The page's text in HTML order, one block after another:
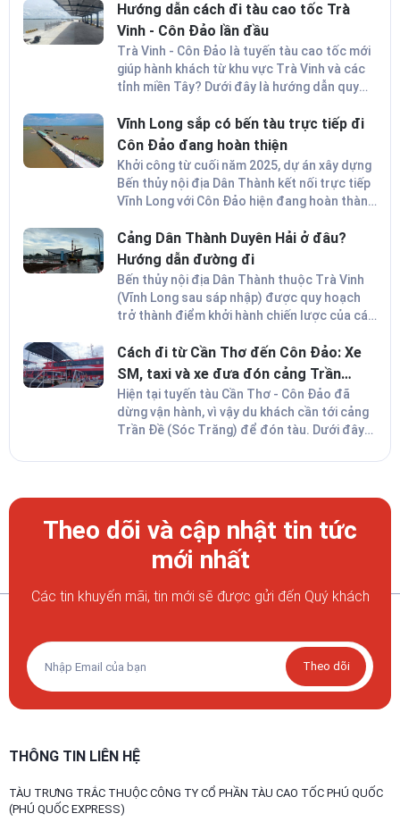
thuận lợi nhất.
Hướng dẫn cách đi tàu cao tốc Trà
Vinh - Côn Đảo lần đầu
Trà Vinh - Côn Đảo là tuyến tàu cao tốc mới
giúp hành khách từ khu vực Trà Vinh và các
tỉnh miền Tây? Dưới đây là hướng dẫn quy
toàn.
Vĩnh Long sắp có bến tàu trực tiếp đi
Côn Đảo đang hoàn thiện
Khởi công từ cuối năm 2025, dự án xây dựng
Bến thủy nội địa Dân Thành kết nối trực tiếp
Vĩnh Long với Côn Đảo hiện đang hoàn thành
vốn đầu tư gần 80 tỷ đồng hứa hẹn sẽ mở ra
bước đột phá cho du lịch địa phương và
vùng Đồng bằng sông Cửu Long (ĐBSCL).
Cảng Dân Thành Duyên Hải ở đâu?
Hướng dẫn đường đi
Bến thủy nội địa Dân Thành thuộc Trà Vinh
(Vĩnh Long sau sáp nhập) được quy hoạch
trở thành điểm khởi hành chiến lược của các
Thành Duyên Hải ở đâu? Cách di chuyển đến
và đón tàu cao tốc như thế nào? Dưới đây là
hướng dẫn cách đi tàu Trà Vinh - Côn Đảo
chi tiết nhất.
Cách đi từ Cần Thơ đến Côn Đảo: Xe
SM, taxi và xe đưa đón cảng Trần
Đề
Hiện tại tuyến tàu Cần Thơ - Côn Đảo đã
dừng vận hành, vì vậy du khách cần tới cảng
Trần Đề (Sóc Trăng) để đón tàu. Dưới đây
SM, taxi và xe đưa đón tới cảng Trần Đề giúp
Theo dõi và cập nhật tin tức
mới nhất
Các tin khuyến mãi, tin mới sẽ được gửi đến Quý khách
Theo dõi
THÔNG TIN LIÊN HỆ
TÀU TRƯNG TRẮC THUỘC CÔNG TY CỔ PHẦN TÀU CAO TỐC PHÚ QUỐC
(PHÚ QUỐC EXPRESS)